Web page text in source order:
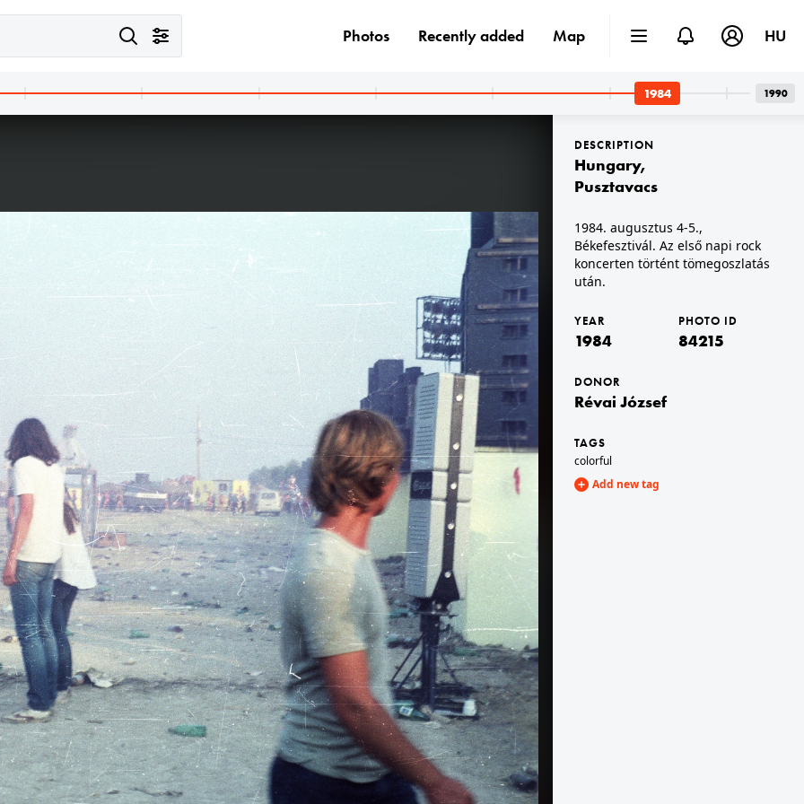
1984 · Dunaföldvár
1984 · Budapest X.
Harmat utca 6-8., a Kőbányai Rendőrkapitányság udvara.
· Budapest VIII.,Budapest VII.
út a Síp utcától a Blaha Lujza tér felé nézve.
1984 · Budapest VIII.
Blaha Lujza tér, igazoltatás.
1984 · Budapest VIII.
Blaha Lujza tér.
1984
1984 · Sopron
Új utca, balról a harmadik Amerigo Tot (Tóth Imre) szobrászművész.
DESCRIPTION
Hungary,
Pusztavacs
1984. augusztus 4-5.,
Békefesztivál. Az első napi rock
koncerten történt tömegoszlatás
után.
YEAR
1984
PHOTO ID
84215
DONOR
Révai József
TAGS
colorful
Add new tag
Photos Recently added Map HU
1990
1984